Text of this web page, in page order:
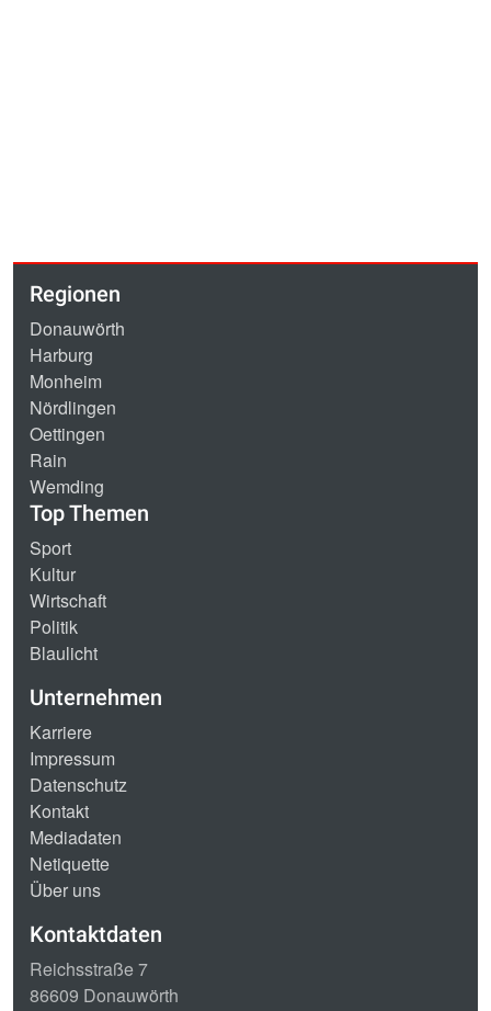
Regionen
Donauwörth
Harburg
Monheim
Nördlingen
Oettingen
Rain
Wemding
Top Themen
Sport
Kultur
Wirtschaft
Politik
Blaulicht
Unternehmen
Karriere
Impressum
Datenschutz
Kontakt
Mediadaten
Netiquette
Über uns
Kontaktdaten
Reichsstraße 7
86609 Donauwörth